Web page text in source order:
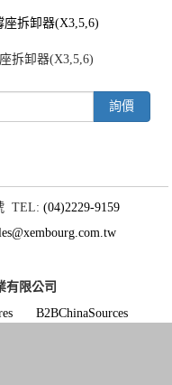
拆卸器(X3,5,6)
詢價
TEL: (04)2229-9159
有限公司
B2BChinaSources